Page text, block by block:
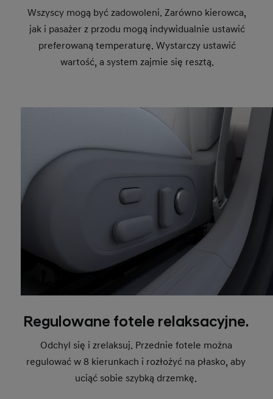
Wszyscy mogą być zadowoleni. Zarówno kierowca,
jak i pasażer z przodu mogą indywidualnie ustawić
preferowaną temperaturę. Wystarczy ustawić
wartość, a system zajmie się resztą.
Regulowane fotele relaksacyjne.
Odchyl się i zrelaksuj. Przednie fotele można
regulować w 8 kierunkach i rozłożyć na płasko, aby
uciąć sobie szybką drzemkę.